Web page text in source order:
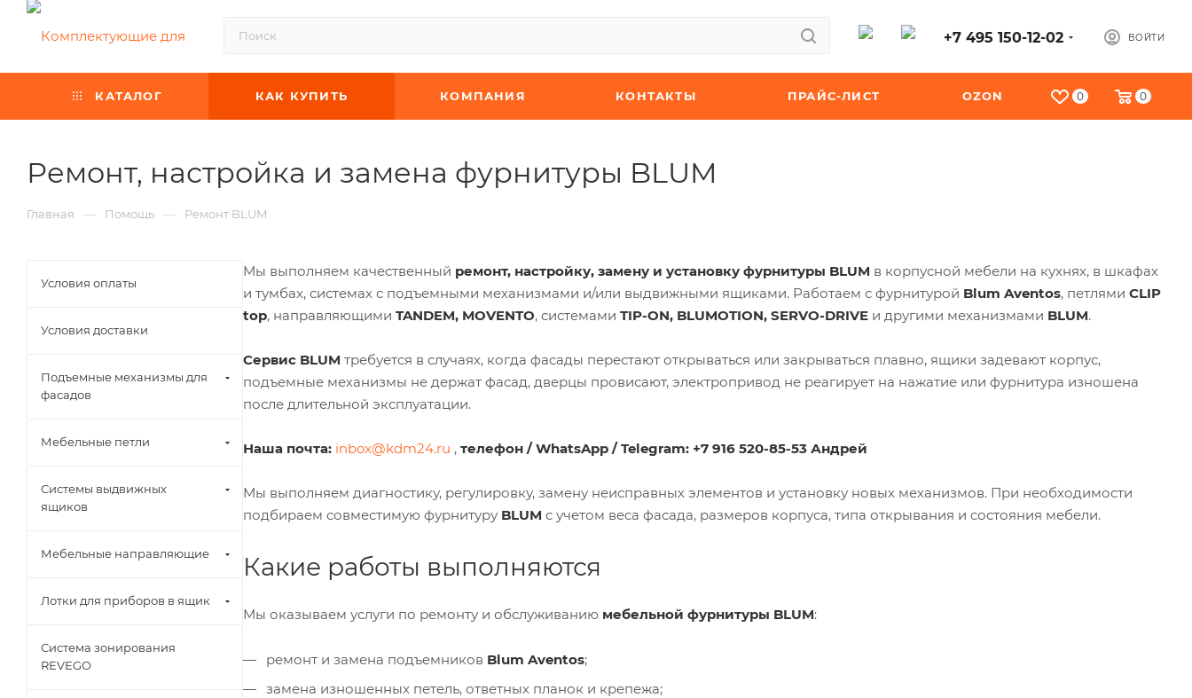
+7 495 150-12-02 ВОЙТИ
0 0
КАТАЛОГ КАК КУПИТЬ КОМПАНИЯ КОНТАКТЫ ПРАЙС-ЛИСТ OZON
Ремонт, настройка и замена фурнитуры BLUM
Главная — Помощь — Ремонт BLUM
Мы выполняем качественный ремонт, настройку, замену и установку фурнитуры BLUM в корпусной мебели на кухнях, в шкафах
и тумбах, системах с подъемными механизмами и/или выдвижными ящиками. Работаем с фурнитурой Blum Aventos, петлями CLIP
top, направляющими TANDEM, MOVENTO, системами TIP-ON, BLUMOTION, SERVO-DRIVE и другими механизмами BLUM.
Сервис BLUM требуется в случаях, когда фасады перестают открываться или закрываться плавно, ящики задевают корпус,
подъемные механизмы не держат фасад, дверцы провисают, электропривод не реагирует на нажатие или фурнитура изношена
после длительной эксплуатации.
Наша почта: inbox@kdm24.ru , телефон /WhatsApp /Telegram: +7 916 520-85-53 Андрей
Мы выполняем диагностику, регулировку, замену неисправных элементов и установку новых механизмов. При необходимости
подбираем совместимую фурнитуру BLUM с учетом веса фасада, размеров корпуса, типа открывания и состояния мебели.
Какие работы выполняются
Мы оказываем услуги по ремонту и обслуживанию мебельной фурнитуры BLUM:
ремонт и замена подъемников Blum Aventos;
замена изношенных петель, ответных планок и крепежа;
Условия оплаты
Условия доставки
Подъемные механизмы для
фасадов
Мебельные петли
Системы выдвижных
ящиков
Мебельные направляющие
Лотки для приборов в ящик
Система зонирования
REVEGO